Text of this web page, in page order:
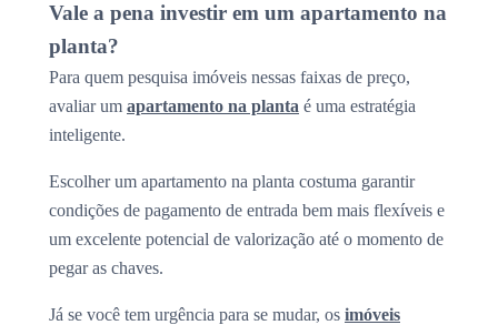
Vale a pena investir em um apartamento na
planta?
Para quem pesquisa imóveis nessas faixas de preço,
avaliar um apartamento na planta é uma estratégia
inteligente.
Escolher um apartamento na planta costuma garantir
condições de pagamento de entrada bem mais flexíveis e
um excelente potencial de valorização até o momento de
pegar as chaves.
Já se você tem urgência para se mudar, os imóveis